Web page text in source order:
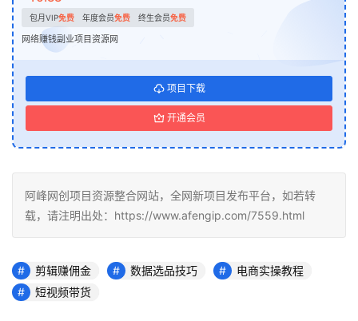
包月VIP免费 年度会员免费 终生会员免费
网络赚钱副业项目资源网
项目下载
开通会员
阿峰网创项目资源整合网站，全网新项目发布平台，如若转
载，请注明出处：https://www.afengip.com/7559.html
剪辑赚佣金 数据选品技巧
电商实操教程
短视频带货